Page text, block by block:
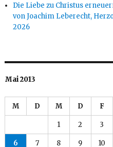
Die Liebe zu Christus
von Joachim Leberecht,
2026
Mai 2013
M D M D F
1 2 3
6 7 8 9 10